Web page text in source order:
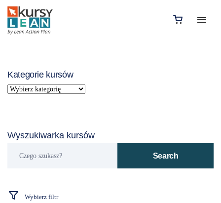
Kategorie kursów
Wyszukiwarka kursów
szukasz?
Search
Wybierz filtr